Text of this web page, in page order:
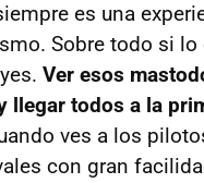
es una
Sobre todo si
Ver esos
llegar todos a la
ves a los
con gran